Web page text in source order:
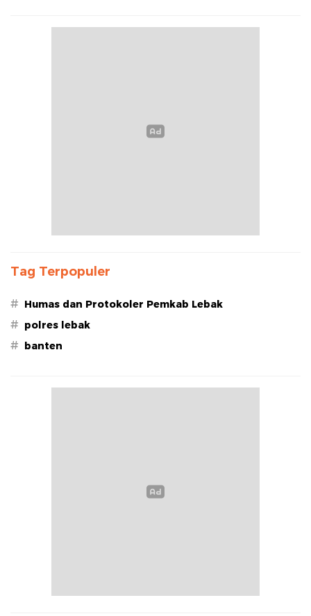
Tag Terpopuler
# Humas dan Protokoler Pemkab Lebak
# polres lebak
# banten